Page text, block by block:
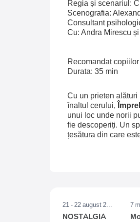
Regia și scenariul:
Scenografia:
Consultant
Cu: Andra Mirescu
Recomandat
Durata: 35 min
Cu un prieten
înaltul cerului,
unui loc unde norii
fie descoperiți. Un
țesătura din care
21 - 22 august 2026
NOSTALGIA
7